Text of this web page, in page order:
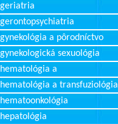
geriatria
gerontopsychiatria
gynekológia a pôrodníctvo
gynekologická sexuológia
hematológia a
hematológia a transfuziológia
hematoonkológia
hepatológia